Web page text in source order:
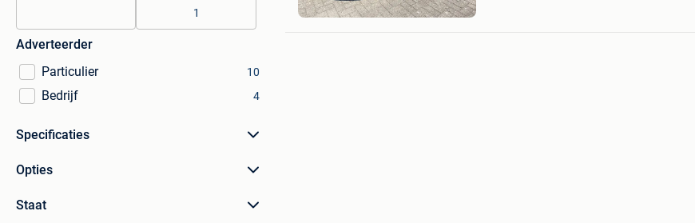
1
Adverteerder
Particulier
10
Bedrijf 4
Specificaties
Opties
Staat
Turnhout